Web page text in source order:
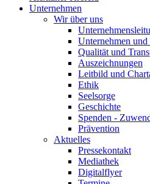
Unternehmen
Wir über uns
Unternehmen
Qualität und
Auszeichnungen
Leitbild und
Ethik
Seelsorge
Geschichte
Spenden -
Prävention
Aktuelles
Pressekontakt
Mediathek
Digitalflyer